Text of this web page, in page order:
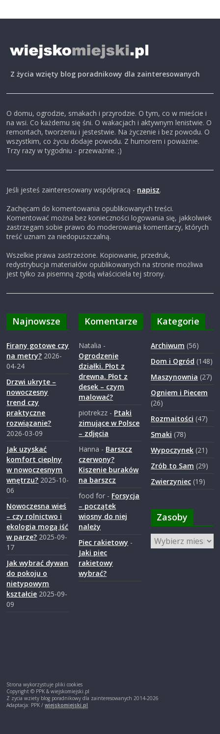
j
s
k
i
,
b
l
o
g
c
z
a
r
o
d
z
i
e
j
s
k
i
.
e
Z życia wzięty blog poradnikowy dla zainteresowanych
O domu, ogrodzie, smakach i przyrodzie. O tym, co w mieście i
na wsi. Co każdemu się śni. O wakacjach i aktywnym lenistwie. O
remontach, tworzeniu i jestestwie. Na życzenie i bez powodu. O
wszystkim, co życiu dodaje powodu. Z humorem i poważnie.
Trzy razy w tygodniu - przeważnie. ;)
Jeśli jesteś zainteresowany współpracą - napisz.
Zachęcam do komentowania opublikowanych treści.
Komentować można bez konieczności logowania się, jakkolwiek
zastrzegam sobie prawo do moderowania komentarzy, których
treść uznam za niedopuszczalną.
Wszelkie prawa zastrzeżone. Kopiowanie, przedruk,
redystrybucja materiałów opublikowanych na stronie możliwa
jest tylko za pisemną zgodą właściciela tej strony.
Najnowsze
Firany gotowe czy
na metry? 2026-
04-24
Drzwi ukryte –
nowoczesny
trend czy
praktyczne
rozwiązanie?
2026-03-09
Jak uzyskać
komfort cieplny
w nowoczesnym
wnętrzu? 2025-10-
06
Nowoczesna wieś
– czy rolnictwo i
ekologia mogą iść
w parze? 2025-09-
17
Jak wybrać dywan
do pokoju o
nietypowym
kształcie 2025-09-
09
Komentarze
Natalia -
Ogrodzenie
działki. Płot z
drewna. Płot z
desek – czym
malować?
piotrekzz - Ptaki
zimujące w Polsce
– zdjęcia
Hanna - Barszcz
czerwony?
Kiszenie buraków
na barszcz
food for - Forsycja
– początek
wiosny do niej
należy
Piec rakietowy -
Jaki piec
rakietowy
wybrać?
Kategorie
Archiwum (56)
Dom i Ogród (148)
Maszynownia (27)
Ogniem i Piecem
(26)
Rozmaitości (47)
Smaki (78)
Wypoczynek(21)
Zrób to Sam (29)
Zwierzyniec(19)
Zasoby
Zasoby
Strona wykorzystuje pliki cookies
Copyright © PPK & wiejskomiejski.pl
Z zycia wziety blog poradnikowy dla zainteresowanych 2014-2026
Adaptacja: PPK /wiejskomiejski.pl